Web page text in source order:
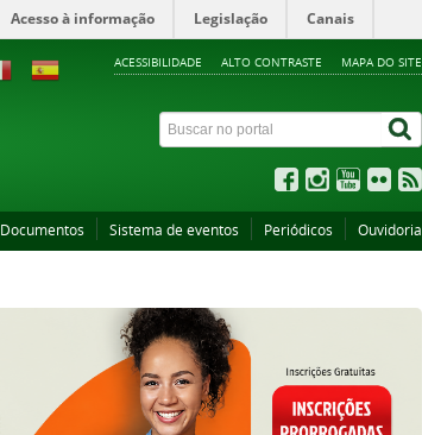
Acesso à informação Legislação Canais
ACESSIBILIDADE ALTO CONTRASTE MAPA DO SITE
Documentos Sistema de eventos Periódicos Ouvidoria